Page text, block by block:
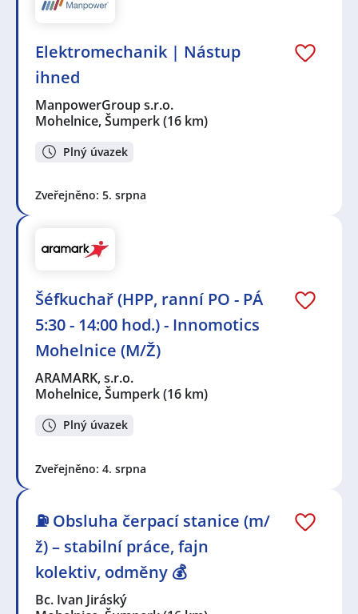
Elektromechanik | Nástup
ihned
ManpowerGroup s.r.o.
Mohelnice, Šumperk(16 km)
Plný úvazek
Zveřejněno: 5. srpna
Šéfkuchař (HPP, ranní PO - PÁ
5:30 - 14:00 hod.) - Innomotics
Mohelnice (M/Ž)
ARAMARK, s.r.o.
Mohelnice, Šumperk(16 km)
Plný úvazek
Zveřejněno: 4. srpna
⛽ Obsluha čerpací stanice (m/
ž) – stabilní práce, fajn
kolektiv, odměny 💰
Bc. Ivan Jiráský